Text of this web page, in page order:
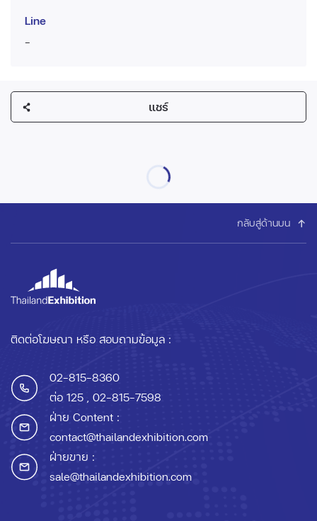
Line
-
แชร์
กลับสู่ด้านบน
ติดต่อโฆษณา หรือ สอบถามข้อมูล :
02-815-8360
ต่อ 125 , 02-815-7598
ฝ่าย Content :
contact@thailandexhibition.com
ฝ่ายขาย :
sale@thailandexhibition.com